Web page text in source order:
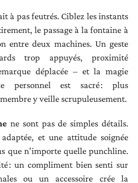
à pas feutrés. Ciblez les instants
le passage à la fontaine à
entre deux machines. Un geste
trop appuyés, proximité
déplacée – et la magie
personnel est sacré : plus
y veille scrupuleusement.
ne sont pas de simples détails.
et une attitude soignée
que n’importe quelle punchline.
: un compliment bien senti sur
ou un accessoire crée la